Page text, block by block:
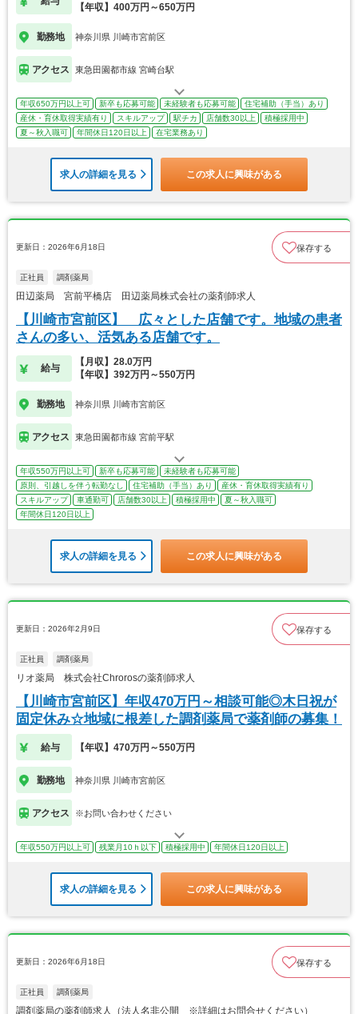
【年収】400万円～650万円
勤務地 神奈川県 川崎市宮前区
アクセス 東急田園都市線 宮崎台駅
年収650万円以上可 新卒も応募可能 未経験者も応募可能
住宅補助（手当）あり
産休・育休取得実績有り
スキルアップ 駅チカ 店舗数30以上
積極採用中
夏～秋入職可
年間休日120日以上 在宅業務あり
求人の詳細を見る この求人に興味がある
更新日：2026年6月18日 保存する
正社員 調剤薬局
田辺薬局 宮前平橋店 田辺薬局株式会社の薬剤師求人
【川崎市宮前区】 広々とした店舗です。地域の患者
さんの多い、活気ある店舗です。
給与
【月収】28.0万円
【年収】392万円～550万円
勤務地 神奈川県 川崎市宮前区
アクセス 東急田園都市線 宮前平駅
年収550万円以上可 新卒も応募可能
未経験者も応募可能
原則、引越しを伴う転勤なし
住宅補助（手当）あり
産休・育休取得実績有り
スキルアップ
車通勤可 店舗数30以上 積極採用中
夏～秋入職可
年間休日120日以上
求人の詳細を見る この求人に興味がある
更新日：2026年2月9日 保存する
正社員 調剤薬局
リオ薬局 株式会社Chrorosの薬剤師求人
【川崎市宮前区】年収470万円～相談可能◎木日祝が
固定休み☆地域に根差した調剤薬局で薬剤師の募集！
給与 【年収】470万円～550万円
勤務地 神奈川県 川崎市宮前区
アクセス ※お問い合わせください
年収550万円以上可 残業月10ｈ以下 積極採用中 年間休日120日以上
求人の詳細を見る この求人に興味がある
更新日：2026年6月18日 保存する
正社員 調剤薬局
調剤薬局の薬剤師求人（法人名非公開 ※詳細はお問合せください）